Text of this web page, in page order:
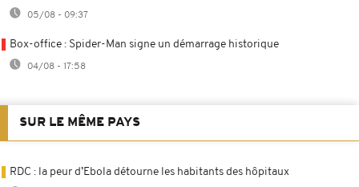
05/08 - 09:37
Box-office : Spider-Man signe un démarrage historique
04/08 - 17:58
SUR LE MÊME PAYS
RDC : la peur d’Ebola détourne les habitants des hôpitaux